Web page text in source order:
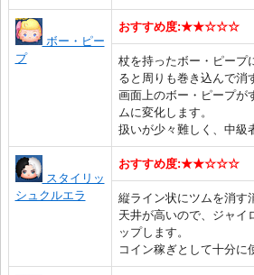
ボー・ピー
プ
おすすめ度:★★☆☆☆
杖を持ったボー・ピープ
ると周りも巻き込んで消
画面上のボー・ピープが
ムに変化します。
扱いが少々難しく、中級
スタイリッ
シュクルエラ
おすすめ度:★★☆☆☆
縦ライン状にツムを消す
天井が高いので、ジャイ
ップします。
コイン稼ぎとして十分に